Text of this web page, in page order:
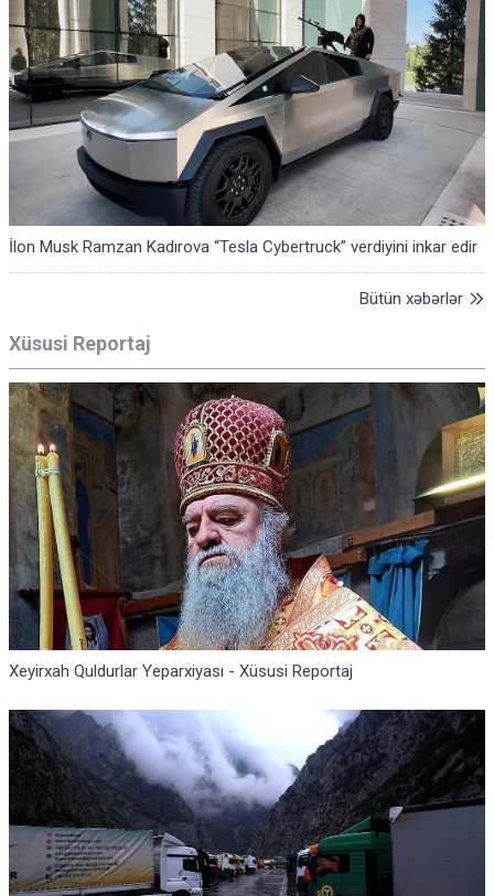
İlon Musk Ramzan Kadırova “Tesla Cybertruck” verdiyini inkar edir
Bütün xəbərlər
Xüsusi Reportaj
Xeyirxah Quldurlar Yeparxiyası - Xüsusi Reportaj